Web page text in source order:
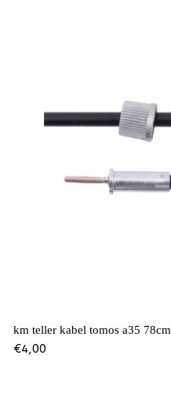
km teller kabel tomos a35 78cm
€4,00